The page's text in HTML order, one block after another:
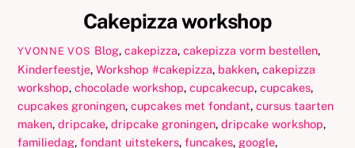
Cakepizza workshop
YVONNE VOS Blog, cakepizza, cakepizza vorm bestellen,
Kinderfeestje,Workshop #cakepizza, bakken,cakepizza
workshop,chocolade workshop,cupcakecup,cupcakes,
cupcakes groningen,cupcakes met fondant,cursus taarten
maken,dripcake,dripcake groningen,dripcake workshop,
familiedag,fondant uitstekers,funcakes, google,